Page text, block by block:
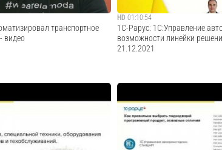
транспортное
видео
транспортное подразделение
и управление
HD 01:10:54
1С-Рарус: 1С:Управление
возможности линейки
21.12.2021
Запись вебинара от 21
"1С:Управление
линейки решений для
Состав востребованной
автотранспортом» для предпр...